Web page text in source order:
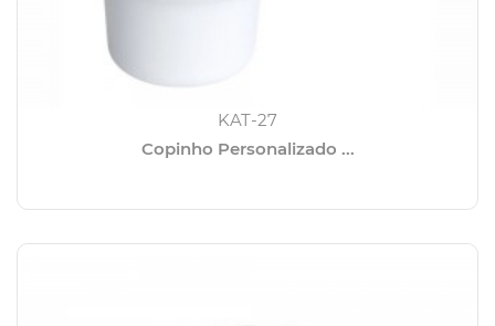
KAT-27
Copinho Personalizado ...